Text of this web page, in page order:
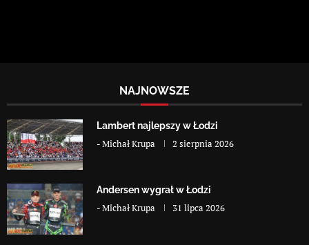
NAJNOWSZE
Lambert najlepszy w Łodzi
-Michał Krupa 2 sierpnia 2026
Andersen wygrał w Łodzi
-Michał Krupa 31 lipca 2026